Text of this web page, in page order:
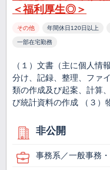
＜福利厚生◎＞
その他 年間休日120日以上
一部在宅勤務
（１）文書（主に個人情
分け、記録、整理、ファ
類の作成及び起案、計算
び統計資料の作成 （３）
非公開
事務系／一般事務